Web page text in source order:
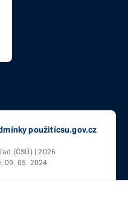
použitícsu.gov.cz
(ČSÚ) | 2026
09. 05. 2024